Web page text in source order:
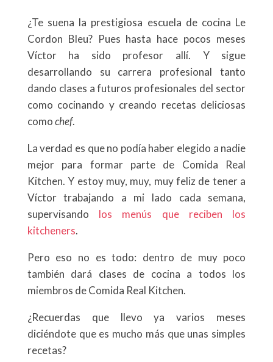
¿Te suena la prestigiosa escuela de cocina Le
Cordon Bleu? Pues hasta hace pocos meses
Víctor ha sido profesor allí. Y sigue
desarrollando su carrera profesional tanto
dando clases a futuros profesionales del sector
como cocinando y creando recetas deliciosas
comochef.
La verdad es que no podía haber elegido a nadie
mejor para formar parte de Comida Real
Kitchen. Y estoy muy, muy, muy feliz de tener a
Víctor trabajando a mi lado cada semana,
supervisando los menús que reciben los
kitcheners.
Pero eso no es todo: dentro de muy poco
también dará clases de cocina a todos los
miembros de Comida Real Kitchen.
¿Recuerdas que llevo ya varios meses
diciéndote que es mucho más que unas simples
recetas?